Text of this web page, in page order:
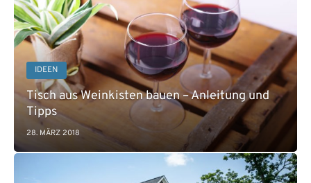
IDEEN
Tisch aus Weinkisten bauen – Anleitung und
Tipps
28. MÄRZ 2018